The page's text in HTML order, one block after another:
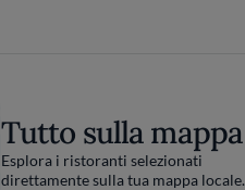
Tutto sulla mappa
Esplora i ristoranti selezionati
direttamente sulla tua mappa locale.